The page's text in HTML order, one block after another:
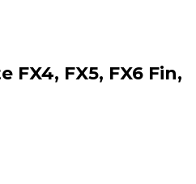
FX5, FX6 Fin,